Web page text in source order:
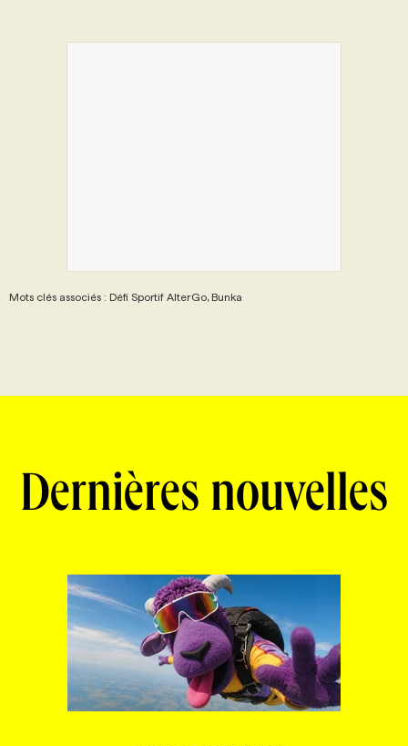
Mots clés associés : Défi Sportif AlterGo, Bunka
Dernières nouvelles